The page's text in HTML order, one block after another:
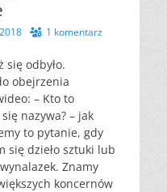
1 komentarz
się odbyło.
obejrzenia
– Kto to
się nazywa? – jak
to pytanie, gdy
się dzieło sztuki lub
Znamy
koncernów